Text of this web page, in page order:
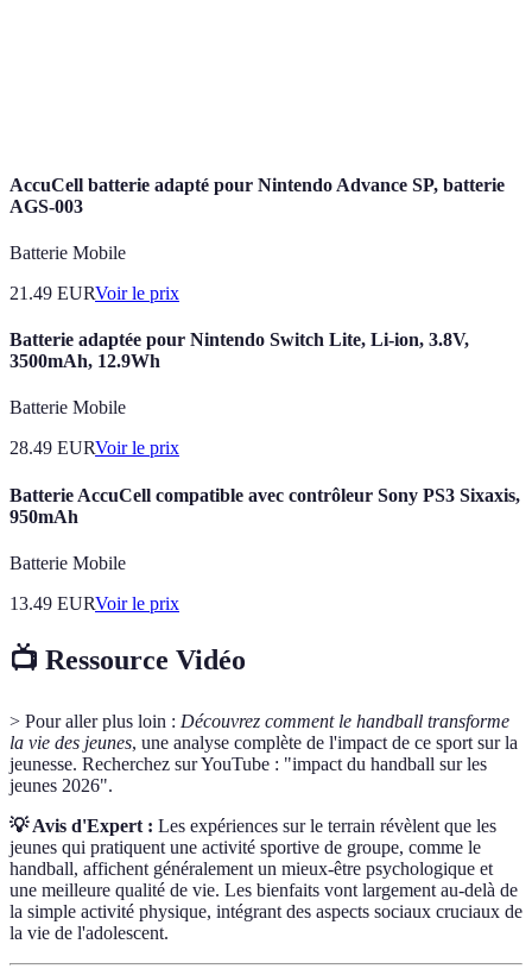
AccuCell batterie adapté pour Nintendo Advance SP, batterie
AGS-003
Batterie Mobile
21.49 EURVoir le prix
Batterie adaptée pour Nintendo Switch Lite, Li-ion, 3.8V,
3500mAh, 12.9Wh
Batterie Mobile
28.49 EURVoir le prix
Batterie AccuCell compatible avec contrôleur Sony PS3 Sixaxis,
950mAh
Batterie Mobile
13.49 EURVoir le prix
📺 Ressource Vidéo
> Pour aller plus loin : Découvrez comment le handball transforme
la vie des jeunes, une analyse complète de l'impact de ce sport sur la
jeunesse. Recherchez sur YouTube : "impact du handball sur les
jeunes 2026".
💡 Avis d'Expert : Les expériences sur le terrain révèlent que les
jeunes qui pratiquent une activité sportive de groupe, comme le
handball, affichent généralement un mieux-être psychologique et
une meilleure qualité de vie. Les bienfaits vont largement au-delà de
la simple activité physique, intégrant des aspects sociaux cruciaux de
la vie de l'adolescent.